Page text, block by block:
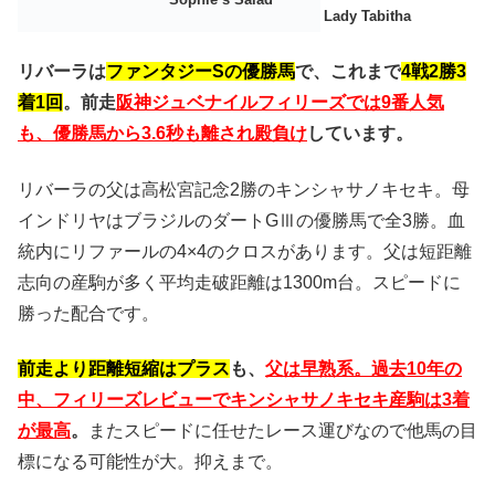
Lady Tabitha
リバーラはファンタジーSの優勝馬で、これまで4戦2勝3
着1回 。前走阪神ジュベナイルフィリーズでは9番人気
も、優勝馬から3.6秒も離され殿負けしています。
リバーラの父は高松宮記念2勝のキンシャサノキセキ。母
インドリヤはブラジルのダートGⅢの優勝馬で全3勝。血
統内にリファールの4×4のクロスがあります。父は短距離
志向の産駒が多く平均走破距離は1300m台。スピードに
勝った配合です。
前走より距離短縮はプラス も、 父は早熟系。過去10年の
中、フィリーズレビューでキンシャサノキセキ産駒は3着
が最高。
またスピードに任せたレース運びなので他馬の目
標になる可能性が大。抑えまで。